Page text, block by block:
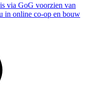
via GoG voorzien van
in online co-op en bouw